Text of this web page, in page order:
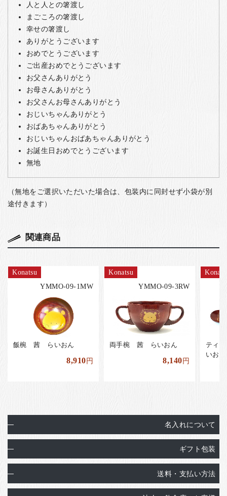
人と人との箸渡し
まごころの箸渡し
幸せの箸渡し
ありがとうございます
おめでとうございます
ご出産おめでとうございます
お父さんありがとう
お母さんありがとう
お父さんお母さんありがとう
おじいちゃんありがとう
おばあちゃんありがとう
おじいちゃんおばあちゃんありがとう
お誕生日おめでとうございます
無地
（無地をご選択いただいた場合は、包装内に同封せず小袋が別
途付きます）
関連商品
Konatsu
YMMO-09-1MW
飯椀 茜 らいおん
8,910円
Konatsu
YMMO-09-3RW
両手椀 茜 らいおん
8,140円
ティ
いおん
名入れについて
ギフト包装
送料・支払い方法